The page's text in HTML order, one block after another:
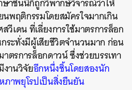
พฤติกรรมโดยสมัครใจมากเกิน
วีเดน ที่เลี่ยงการใช้มาตรการล็อก
ระทั่งมีผู้เสียชีวิตจำนวนมาก ก่อน
ตรการล็อกดาวน์ ซึ่งช่วยบรรเทา
งานวิจัยอีกหนึ่งชิ้นโดยสองนัก
ภาพยุโรปเป็นสิ่งยืนยัน